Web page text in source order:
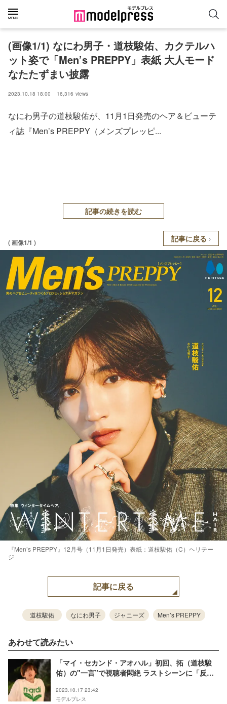
(画像1/1) なにわ男子・道枝駿佑、カクテルハ
ット姿で「Men’s PREPPY」表紙 大人モード
なたたずまい披露
2023.10.18 18:00 16,316 views
なにわ男子の道枝駿佑が、11月1日発売のヘア＆ビューテ
ィ誌『Men’s PREPPY（メンズプレッピ...
記事の続きを読む
( 画像1/1 ) 記事に戻る
『Men’s PREPPY』12月号（11月1日発売）表紙：道枝駿佑（C）ヘリテー
ジ
記事に戻る
道枝駿佑 なにわ男子 ジャニーズ Men’s PREPPY
あわせて読みたい
「マイ・セカンド・アオハル」初回、拓（道枝駿
佑）の"一言”で視聴者悶絶 ラストシーンに「反則
2023.10.17 23:42
モデルプレス